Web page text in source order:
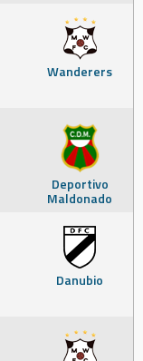
Wanderers
Deportivo
Maldonado
Danubio